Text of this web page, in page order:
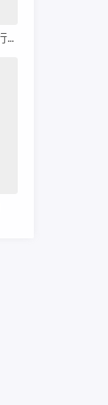
广州复刻包攻略(广州的复刻包质量行不行呀)